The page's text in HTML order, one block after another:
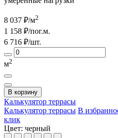
8 037 ₽/м2
1 158 ₽/пог.м.
6 716 ₽/шт.
м2
В корзину
Калькулятор террасы
Калькулятор террасы В
клик
Цвет: черный